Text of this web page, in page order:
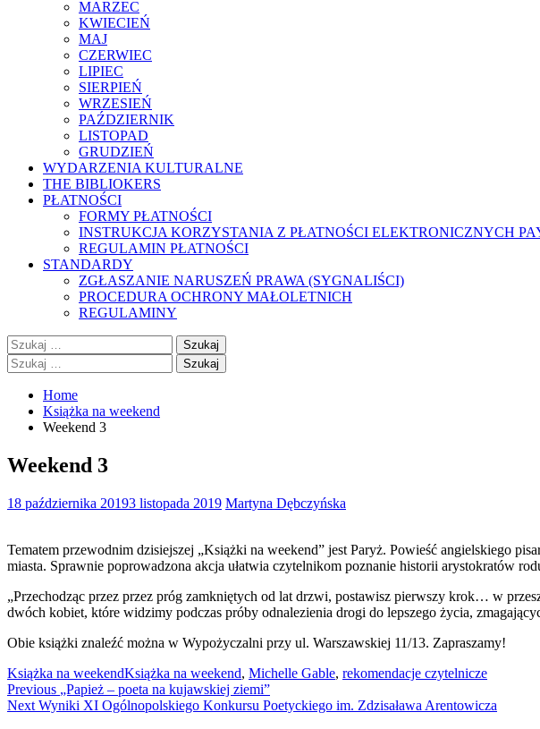
MARZEC
KWIECIEŃ
MAJ
CZERWIEC
LIPIEC
SIERPIEŃ
WRZESIEŃ
PAŹDZIERNIK
LISTOPAD
GRUDZIEŃ
WYDARZENIA KULTURALNE
THE BIBLIOKERS
PŁATNOŚCI
FORMY PŁATNOŚCI
INSTRUKCJA KORZYSTANIA Z PŁATNOŚCI ELEKTRONICZNYCH
REGULAMIN PŁATNOŚCI
STANDARDY
ZGŁASZANIE NARUSZEŃ PRAWA (SYGNALIŚCI)
PROCEDURA OCHRONY MAŁOLETNICH
REGULAMINY
Szukaj:
Szukaj:
Home
Książka na weekend
Weekend 3
Weekend 3
18 października 20193 listopada 2019 Martyna Dębczyńska
Tematem przewodnim dzisiejszej „Książki na weekend” jest Paryż. Powieść angielskiego
miasta. Sprawnie poprowadzona akcja ułatwia czytelnikom poznanie historii arystokratów
„Przechodząc przez przez próg zamkniętych od lat drzwi, postawisz pierwszy krok… w
dwóch kobiet, które widzimy podczas próby odnalezienia drogi do lepszego życia,
Obie książki znaleźć można w Wypożyczalni przy ul. Warszawskiej 11/13. Zapraszamy!
Książka na weekendKsiążka na weekend, Michelle Gable, rekomendacje czytelnicze
Nawigacja
wpisu
Previous
Previous
post:
„Papież – poeta na kujawskiej ziemi”
Next Next
Wyniki XI Ogólnopolskiego Konkursu Poetyckiego im. Zdzisaława Arentowicza